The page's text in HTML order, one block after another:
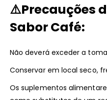
⚠️Precauções
Sabor Café:
Não deverá exceder a
Conservar em local seco,
Os suplementos